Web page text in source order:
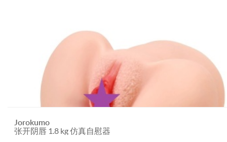
Jorokumo
张开阴唇 1.8 kg 仿真自慰器